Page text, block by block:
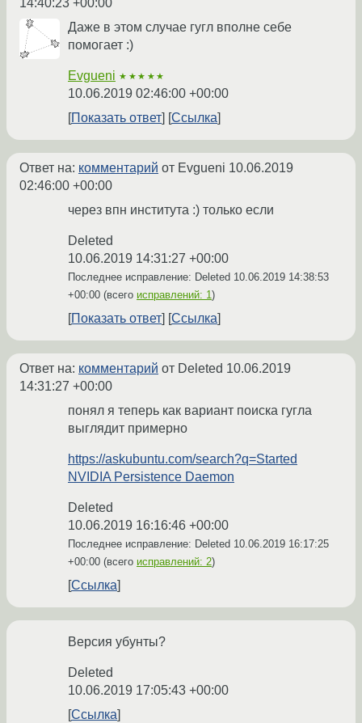
14:40:23 +00:00
Даже в этом случае гугл вполне себе
помогает :)
Evgueni ★★★★★
10.06.2019 02:46:00 +00:00
Показать ответ
Ссылка
Ответ на: комментарий от Evgueni 10.06.2019
02:46:00 +00:00
через впн института :) только если
Deleted
10.06.2019 14:31:27 +00:00
Последнее исправление: Deleted 10.06.2019 14:38:53
+00:00 (всего исправлений: 1)
Показать ответ Ссылка
Ответ на: комментарий от Deleted 10.06.2019
14:31:27 +00:00
понял я теперь как вариант поиска гугла
выглядит примерно
https://askubuntu.com/search?q=Started
NVIDIA Persistence Daemon
Deleted
10.06.2019 16:16:46 +00:00
Последнее исправление: Deleted 10.06.2019 16:17:25
+00:00 (всего исправлений: 2)
Ссылка
Версия убунты?
Deleted
10.06.2019 17:05:43 +00:00
Ссылка